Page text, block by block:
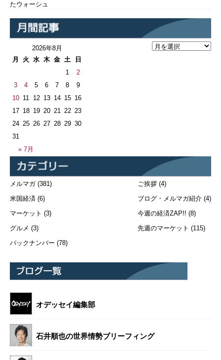
たウォーシュ
2026年8月
月
火 水 木 金 土 日
« 7月
1
2
3
4 5 6 7 8
9
10 11 12 13 14 15 16
17 18 19 20 21 22 23
24 25 26 27 28 29 30
31
メルマガ(381)
米国経済 (6)
マーケット (3)
グルメ (3)
バックナンバー (78)
ご挨拶 (4)
ブログ・メルマガ紹介 (4)
今週の経済ZAP!! (8)
先週のマーケット (115)
オデッセイ編集部
石井順也の世界情勢ブリーフィング